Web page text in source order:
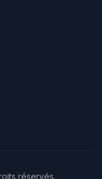
réservés.